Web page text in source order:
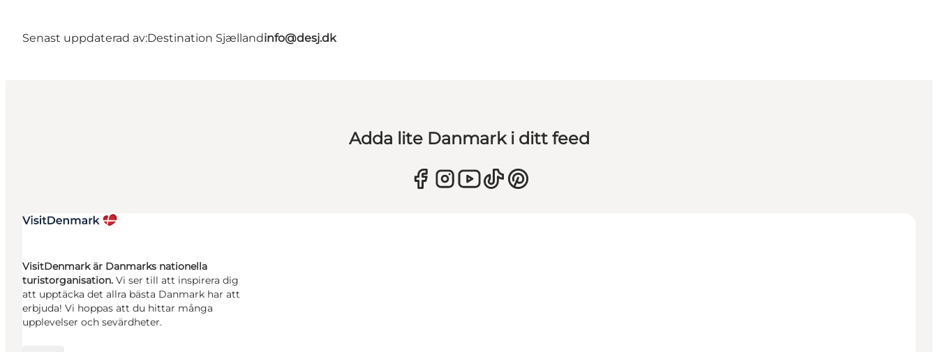
Senast uppdaterad av:Destination Sjællandinfo@desj.dk
Adda lite Danmark i ditt feed
VisitDenmark är Danmarks nationella
turistorganisation. Vi ser till att inspirera dig
att upptäcka det allra bästa Danmark har att
erbjuda! Vi hoppas att du hittar många
upplevelser och sevärdheter.